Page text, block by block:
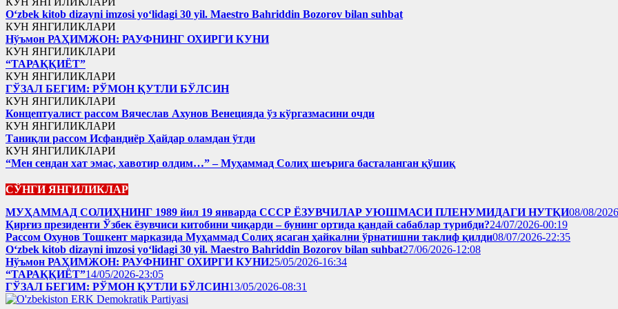
Oʻzbek kitob dizayni imzosi yoʻlidagi 30 yil. Maestro Bahriddin Bozorov bilan suhbat
КУН ЯНГИЛИКЛАРИ
Нўъмон РАҲИМЖОН: РАУФНИНГ ОХИРГИ КУНИ
КУН ЯНГИЛИКЛАРИ
“ТАРАҚҚИЁТ”
КУН ЯНГИЛИКЛАРИ
ГЎЗАЛ БЕГИМ: РЎМОН ҚУТЛИ БЎЛСИН
КУН ЯНГИЛИКЛАРИ
Концептуалист рассом Вячеслав Ахунов Венецияда ўз кўргазмасини очди
КУН ЯНГИЛИКЛАРИ
Таниқли рассом Исфандиёр Ҳайдар оламдан ўтди
КУН ЯНГИЛИКЛАРИ
“Мен сендан хат эмас, хавотир олдим…” – Муҳаммад Солиҳ шеърига басталанган қўшиқ
СЎНГИ ЯНГИЛИКЛАР
МУҲАММАД СОЛИҲНИНГ 1989 йил 19 январда СССР ЁЗУВЧИЛАР УЮШМАСИ ПЛЕНУМИДАГИ НУТҚИ08/08/
Қирғиз президенти Ўзбек ёзувчиси китобини чиқарди – бунинг ортида қандай сабаблар турибди?24/07/2026-00:19
Рассом Охунов Тошкент марказида Муҳаммад Солиҳ яcаган ҳайкални ўрнатишни таклиф қилди08/07/2026-22:35
Oʻzbek kitob dizayni imzosi yoʻlidagi 30 yil. Maestro Bahriddin Bozorov bilan suhbat27/06/2026-12:08
Нўъмон РАҲИМЖОН: РАУФНИНГ ОХИРГИ КУНИ25/05/2026-16:34
“ТАРАҚҚИЁТ”14/05/2026-23:05
ГЎЗАЛ БЕГИМ: РЎМОН ҚУТЛИ БЎЛСИН13/05/2026-08:31